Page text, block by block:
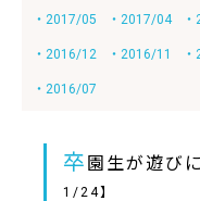
・2017/05 ・2017/04
・2016/12 ・2016/11
・2016/07
卒 園生が遊び
1/24】